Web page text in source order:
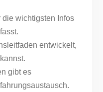
wichtigsten Infos
entwickelt,
gibt es